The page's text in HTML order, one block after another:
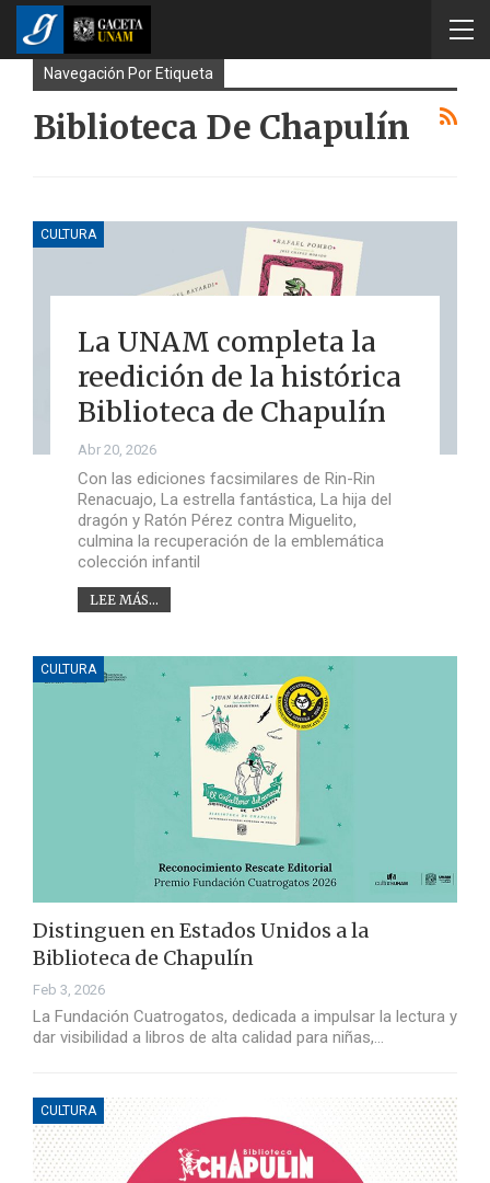
Navegación Por Etiqueta
Biblioteca De Chapulín
CULTURA
La UNAM completa la
reedición de la histórica
Biblioteca de Chapulín
Abr 20, 2026
Con las ediciones facsimilares de Rin-Rin
Renacuajo, La estrella fantástica, La hija del
dragón y Ratón Pérez contra Miguelito,
culmina la recuperación de la emblemática
colección infantil
LEE MÁS...
CULTURA
Distinguen en Estados Unidos a la
Biblioteca de Chapulín
Feb 3, 2026
La Fundación Cuatrogatos, dedicada a impulsar la lectura y
dar visibilidad a libros de alta calidad para niñas,…
CULTURA